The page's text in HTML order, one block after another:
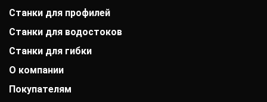
Станки для профилей
Станки для водостоков
Станки для гибки
О компании
История компании
Покупателям